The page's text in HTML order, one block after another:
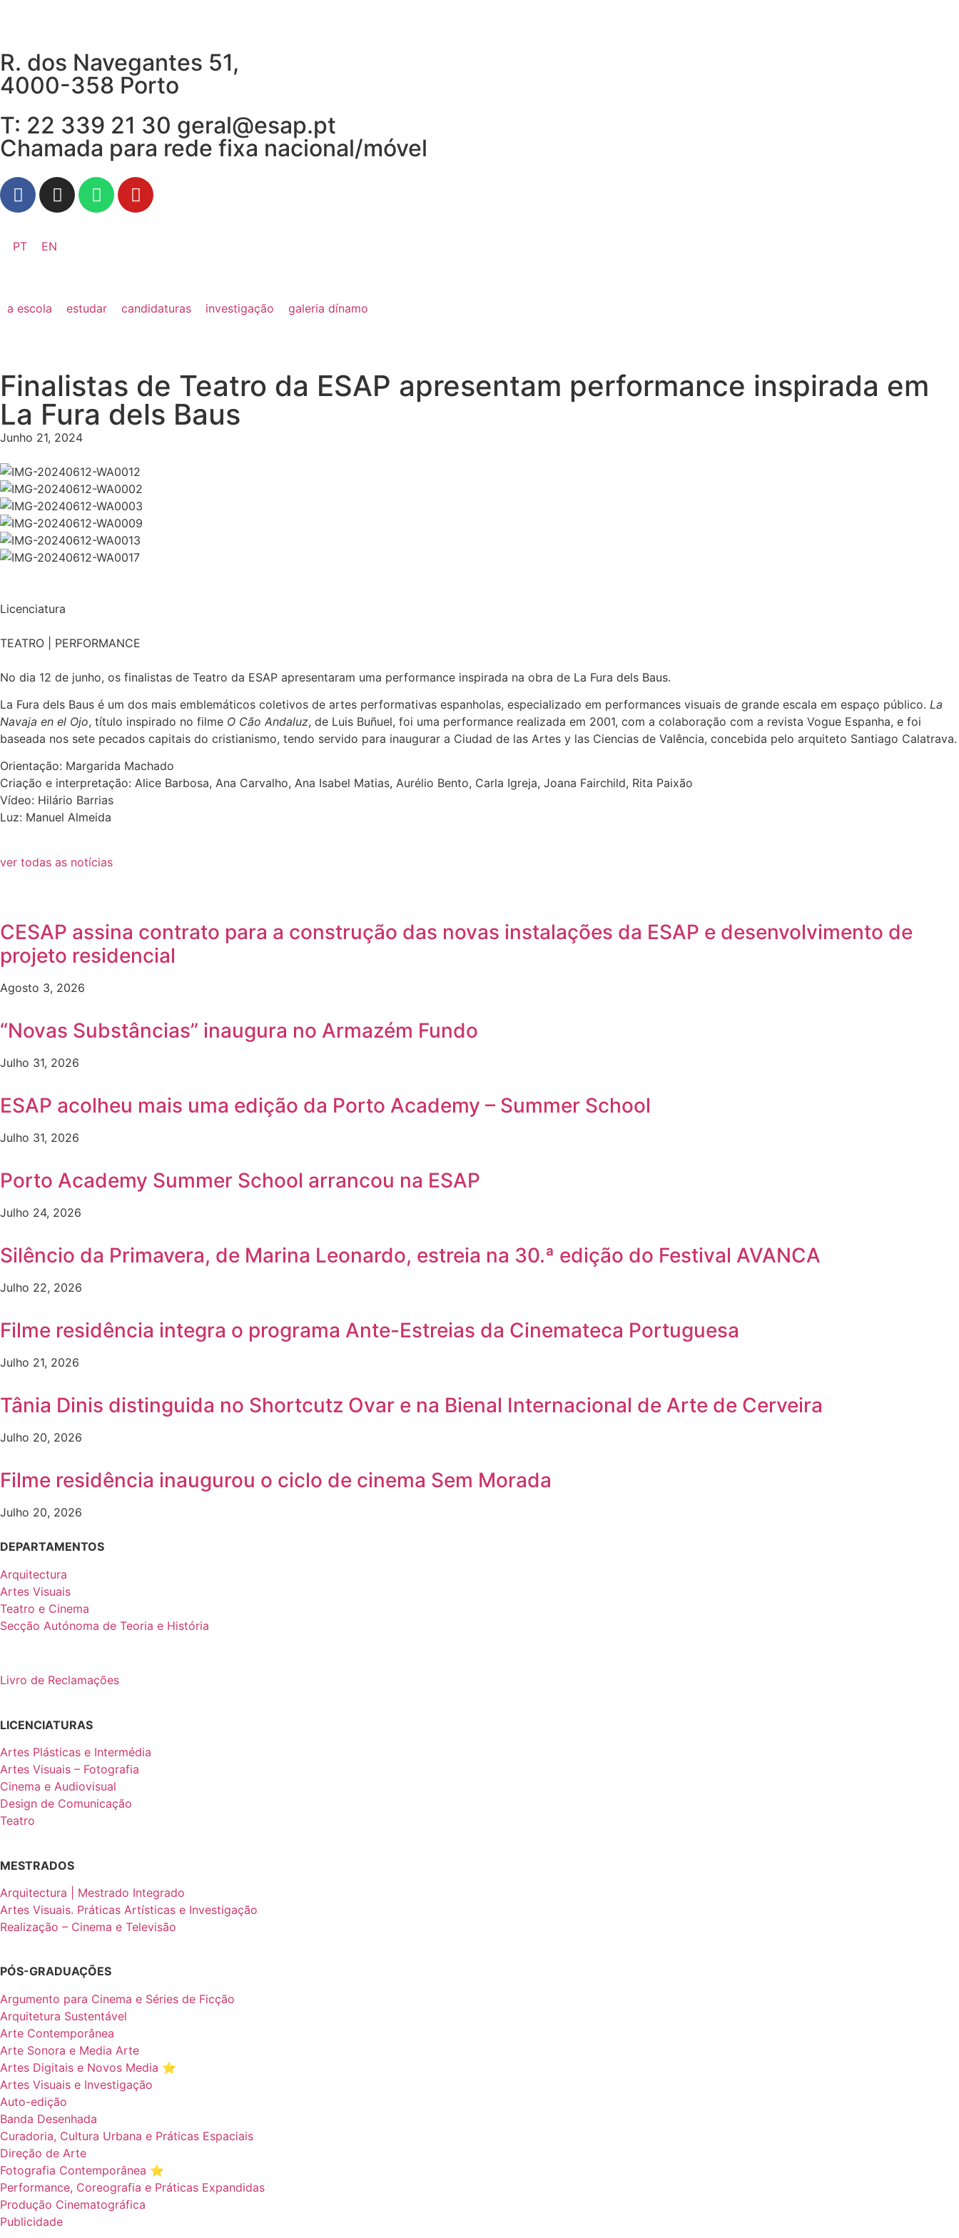
R. dos Navegantes 51,
4000-358 Porto
T: 22 339 21 30 geral@esap.pt
Chamada para rede fixa nacional/móvel
PT EN
a escola estudar candidaturas investigação galeria dínamo
Finalistas de Teatro da ESAP apresentam performance inspirada em
La Fura dels Baus
Junho 21, 2024
Licenciatura
TEATRO | PERFORMANCE
No dia 12 de junho, os finalistas de Teatro da ESAP apresentaram uma performance inspirada na obra de La Fura dels Baus.
La Fura dels Baus é um dos mais emblemáticos coletivos de artes performativas espanholas, especializado em performances visuais de grande escala em espaço público. La
Navaja en el Ojo, título inspirado no filme O Cão Andaluz, de Luis Buñuel, foi uma performance realizada em 2001, com a colaboração com a revista Vogue Espanha, e foi
baseada nos sete pecados capitais do cristianismo, tendo servido para inaugurar a Ciudad de las Artes y las Ciencias de Valência, concebida pelo arquiteto Santiago Calatrava.
Orientação: Margarida Machado
Criação e interpretação: Alice Barbosa, Ana Carvalho, Ana Isabel Matias, Aurélio Bento, Carla Igreja, Joana Fairchild, Rita Paixão
Vídeo: Hilário Barrias
Luz: Manuel Almeida
ver todas as notícias
CESAP assina contrato para a construção das novas instalações da ESAP e desenvolvimento de
projeto residencial
Agosto 3, 2026
“Novas Substâncias” inaugura no Armazém Fundo
Julho 31, 2026
ESAP acolheu mais uma edição da Porto Academy – Summer School
Julho 31, 2026
Porto Academy Summer School arrancou na ESAP
Julho 24, 2026
Silêncio da Primavera, de Marina Leonardo, estreia na 30.ª edição do Festival AVANCA
Julho 22, 2026
Filme residência integra o programa Ante-Estreias da Cinemateca Portuguesa
Julho 21, 2026
Tânia Dinis distinguida no Shortcutz Ovar e na Bienal Internacional de Arte de Cerveira
Julho 20, 2026
Filme residência inaugurou o ciclo de cinema Sem Morada
Julho 20, 2026
DEPARTAMENTOS
Arquitectura
Artes Visuais
Teatro e Cinema
Secção Autónoma de Teoria e História
Livro de Reclamações
LICENCIATURAS
Artes Plásticas e Intermédia
Artes Visuais – Fotografia
Cinema e Audiovisual
Design de Comunicação
Teatro
MESTRADOS
Arquitectura | Mestrado Integrado
Artes Visuais. Práticas Artísticas e Investigação
Realização – Cinema e Televisão
PÓS-GRADUAÇÕES
Argumento para Cinema e Séries de Ficção
Arquitetura Sustentável
Arte Contemporânea
Arte Sonora e Media Arte
Artes Digitais e Novos Media ⭐️
Artes Visuais e Investigação
Auto-edição
Banda Desenhada
Curadoria, Cultura Urbana e Práticas Espaciais
Direção de Arte
Fotografia Contemporânea ⭐️
Performance, Coreografia e Práticas Expandidas
Produção Cinematográfica
Publicidade